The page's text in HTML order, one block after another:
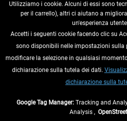
RECEDERE DAL CONTRATTO
INFORMAZIONI
Utilizziamo i cookie. Alcuni di essi sono
per il carrello), altri ci aiutano a
un'esperienza
Accetti i seguenti cookie facendo clic su
sono disponibili nelle impostazioni sulla
modificare la selezione in qualsiasi
dichiarazione sulla tutela dei dati.
dichiarazione sulla
Google Tag Manager: Tracking and
Analysis ,